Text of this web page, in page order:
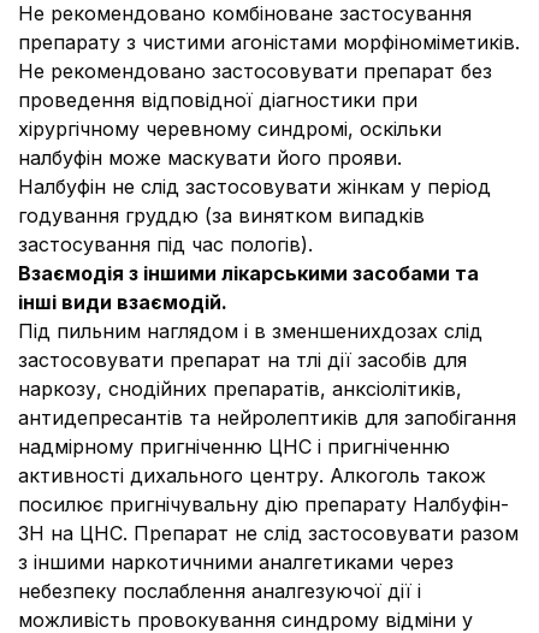
Не рекомендовано комбіноване застосування
препарату з чистими агоністами морфіноміметиків.
Не рекомендовано застосовувати препарат без
проведення відповідної діагностики при
хірургічному черевному синдромі, оскільки
налбуфін може маскувати його прояви.
Налбуфін не слід застосовувати жінкам у період
годування груддю (за винятком випадків
застосування під час пологів).
Взаємодія з іншими лікарськими засобами та
інші види взаємодій.
Під пильним наглядом і в зменшенихдозах слід
застосовувати препарат на тлі дії засобів для
наркозу, снодійних препаратів, анксіолітиків,
антидепресантів та нейролептиків для запобігання
надмірному пригніченню ЦНС і пригніченню
активності дихального центру. Алкоголь також
посилює пригнічувальну дію препарату Налбуфін-
ЗН на ЦНС. Препарат не слід застосовувати разом
з іншими наркотичними аналгетиками через
небезпеку послаблення аналгезуючої дії і
можливість провокування синдрому відміни у